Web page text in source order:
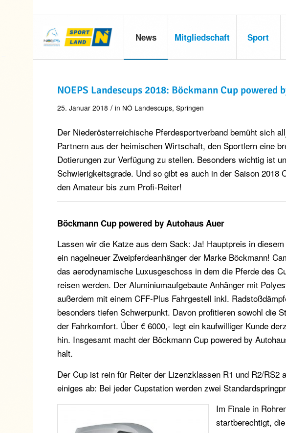
News Mitgliedschaft Sport
NOEPS Landescups 2018: Böckmann Cup powered
25. Januar 2018 / in NÖ Landescups,Springen
Der Niederösterreichische Pferdesportverband bemüht sich
Partnern aus der heimischen Wirtschaft, den Sportlern eine
Dotierungen zur Verfügung zu stellen. Besonders wichtig ist
Schwierigkeitsgrade. Und so gibt es auch in der Saison 2018
den Amateur bis zum Profi-Reiter!
Böckmann Cup powered by Autohaus Auer
Lassen wir die Katze aus dem Sack: Ja! Hauptpreis in
ein nagelneuer Zweipferdeanhänger der Marke Böckmann!
das aerodynamische Luxusgeschoss in dem die Pferde des
reisen werden. Der Aluminiumaufgebaute Anhänger mit
außerdem mit einem CFF-Plus Fahrgestell inkl.
besonders tiefen Schwerpunkt. Davon profitieren sowohl die
der Fahrkomfort. Über € 6000,- legt ein kaufwilliger Kunde
hin. Insgesamt macht der Böckmann Cup powered by
halt.
Der Cup ist rein für Reiter der Lizenzklassen R1 und R2/RS2
einiges ab: Bei jeder Cupstation werden zwei
Im Finale in
startberechtigt,